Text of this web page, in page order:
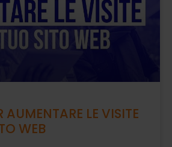
AUMENTARE LE VISITE
WEB